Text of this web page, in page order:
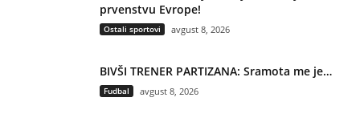
prvenstvu Evrope!
Ostali sportovi avgust 8, 2026
BIVŠI TRENER PARTIZANA: Sramota me je…
Fudbal avgust 8, 2026